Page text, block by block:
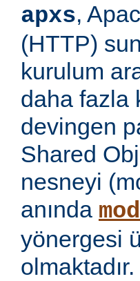
apxs,
(HTTP)
kurulum
daha fazla
devingen
Shared
nesneyi
anında
yönergesi
olmaktadır.